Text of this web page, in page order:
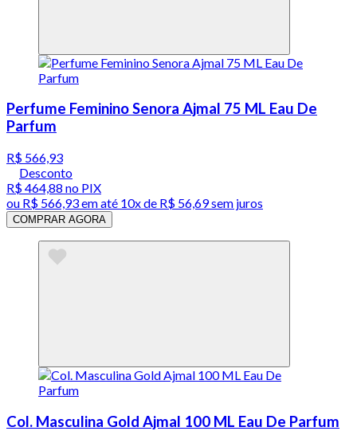
Perfume Feminino Senora Ajmal 75 ML Eau De
Parfum
R$ 566,93
Desconto
R$ 464,88 no PIX
ou R$ 566,93em até 10x de R$ 56,69 sem juros
COMPRAR AGORA
Col. Masculina Gold Ajmal 100 ML Eau De Parfum